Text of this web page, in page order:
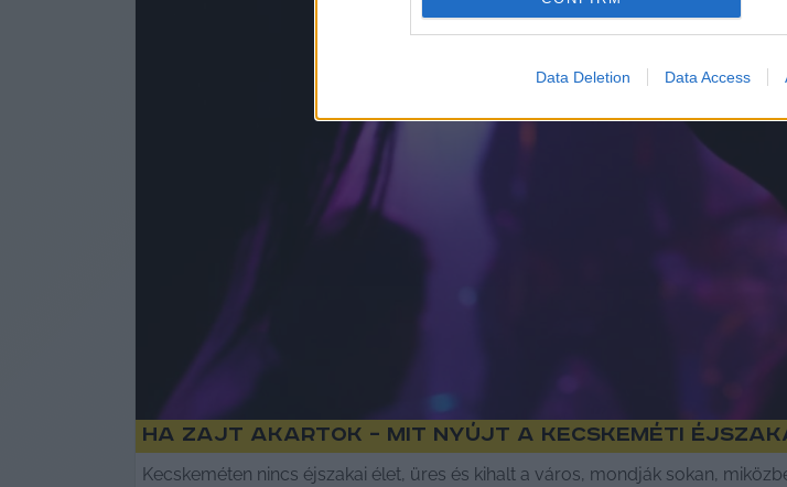
Data Deletion Data Access
Ha zajt akartok – mit nyújt a kecskeméti
Kecskeméten nincs éjszakai élet, üres és kihalt a város, mondják sokan,